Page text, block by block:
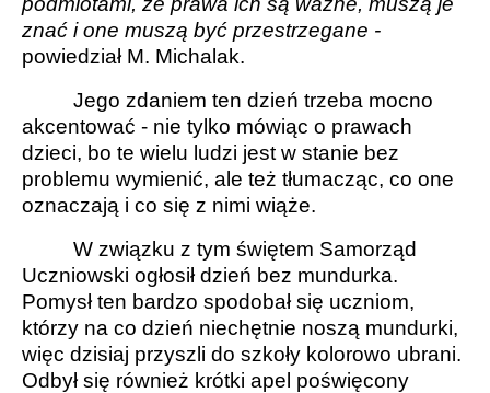
znać i one muszą być przestrzegane -
powiedział M. Michalak.
Jego zdaniem ten dzień trzeba mocno
akcentować - nie tylko mówiąc o prawach
dzieci, bo te wielu ludzi jest w stanie bez
problemu wymienić, ale też tłumacząc, co one
oznaczają i co się z nimi wiąże.
W związku z tym świętem Samorząd
Uczniowski ogłosił dzień bez mundurka.
Pomysł ten bardzo spodobał się uczniom,
którzy na co dzień niechętnie noszą mundurki,
więc dzisiaj przyszli do szkoły kolorowo ubrani.
Odbył się również krótki apel poświęcony